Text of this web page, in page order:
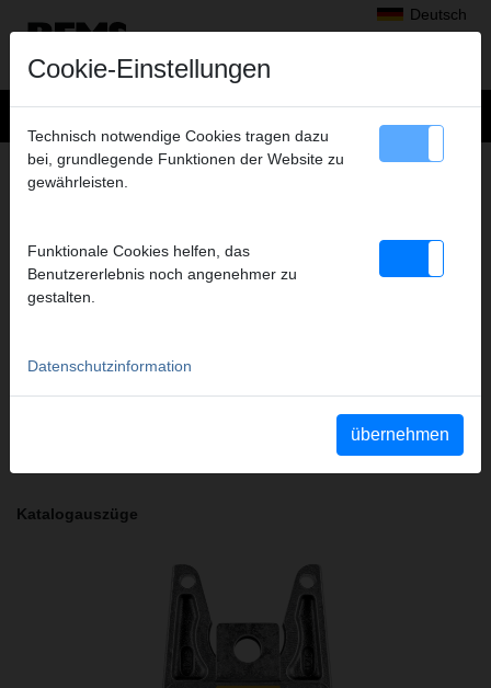
Deutsch
Produkte>Radialpressen>
REMS Presszangen A1-32kN/REMS Pressringe
REMS PRESSZANGE H 26
(PZ-2B) A1-32KN
Art.-Nr. 570370
Sicherheitshinweise PZ/PR/ZZ/PZ E01/Kabelschere
Katalogauszüge
Cookie-Einstellungen
Technisch notwendige Cookies tragen dazu
bei, grundlegende Funktionen der Website zu
gewährleisten.
Funktionale Cookies helfen, das
Benutzererlebnis noch angenehmer zu
gestalten.
Datenschutzinformation
übernehmen